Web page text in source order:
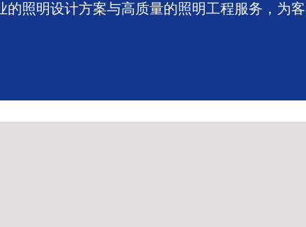
照明设计方案与高质量的照明工程服务，为